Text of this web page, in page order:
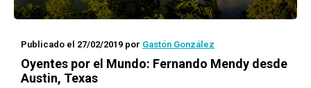
Publicado el 27/02/2019 por Gastón González
Oyentes por el Mundo: Fernando Mendy desde
Austin, Texas